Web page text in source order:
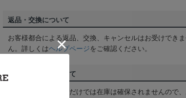
返品・交換について
お客様都合による返品、交換、キャンセルはお受けでき
ん。詳しくはヘルプページをご確認ください。
ご注文の確定について
買い物かごに入れるだけでは在庫は確保されませんので